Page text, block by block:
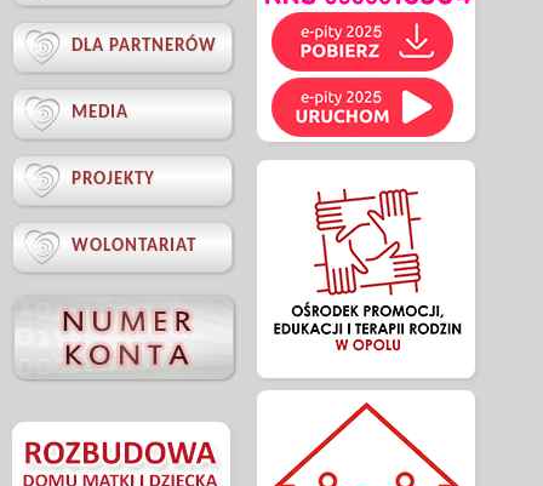
 DLA PARTNERÓW
 MEDIA
 PROJEKTY
 WOLONTARIAT